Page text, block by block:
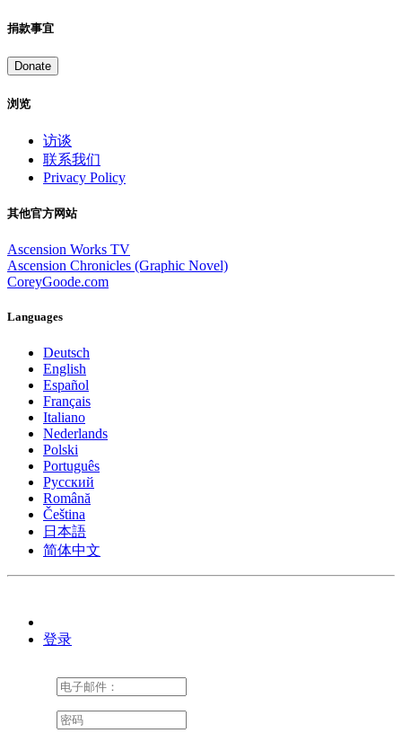
捐款事宜
Donate
浏览
访谈
联系我们
Privacy Policy
其他官方网站
Ascension Works TV
Ascension Chronicles (Graphic Novel)
CoreyGoode.com
Languages
Deutsch
English
Español
Français
Italiano
Nederlands
Polski
Português
Pусский
Română
Čeština
日本語
简体中文
登录